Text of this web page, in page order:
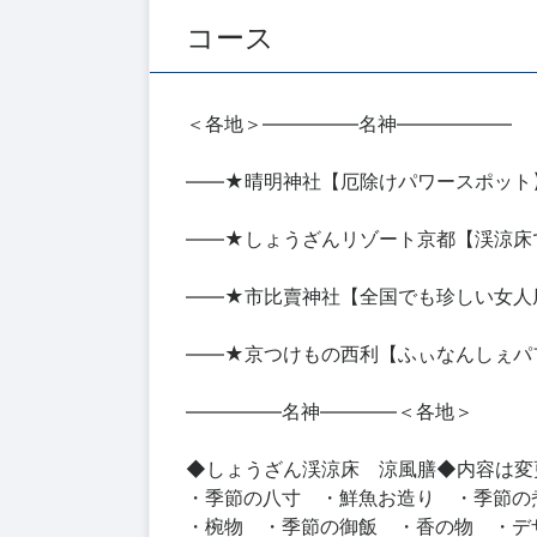
コース
＜各地＞―――――名神――――――
――★晴明神社【厄除けパワース
――★しょうざんリゾート京都【渓涼
――★市比賣神社【全国でも珍しい
――★京つけもの西利【ふぃなんしぇ
―――――名神――――＜各地＞
◆しょうざん渓涼床 涼風膳◆内容は変
・季節の八寸 ・鮮魚お造り ・季節
・椀物 ・季節の御飯 ・香の物 ・デ